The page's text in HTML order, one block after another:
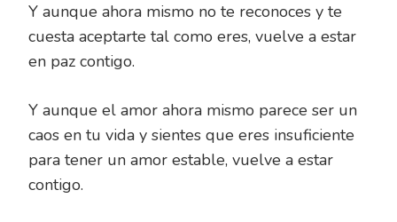
Y aunque ahora mismo no te reconoces y te
cuesta aceptarte tal como eres, vuelve a estar
en paz contigo.
Y aunque el amor ahora mismo parece ser un
caos en tu vida y sientes que eres insuficiente
para tener un amor estable, vuelve a estar
contigo.